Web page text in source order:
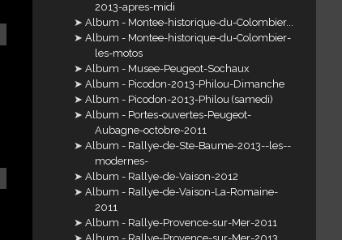
2013-apres-midi
Album - Montee-historique-du-Colombier...
Album - Montee-historique-du-Colombier-
les-motos
Album - Musee-Peugeot-Sochaux
Album - Picodon-2013-Philou-Dimanche
Album - Picodon-2013-Philou (samedi)
Album - Portes-ouvertes-Peugeot-
Aubagne-octobre-2011
Album - Rallye-de-Ste-Baume-2013--les--
modernes-
Album - Rallye-de-Vaison-2012
Album - Rallye-de-Vaison-La-Romaine-
2011
Album - Rallye-Provence-sur-Mer-2011